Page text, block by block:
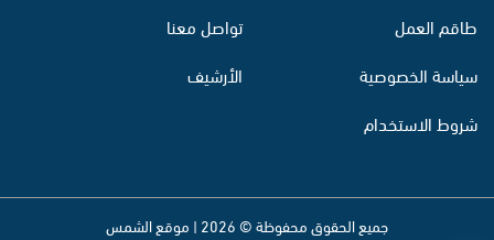
طاقم العمل
سياسة الخصوصية
شروط الاستخدام
تواصل معنا
الأرشيف
جميع الحقوق محفوظة © 2026 | موقع الشمس